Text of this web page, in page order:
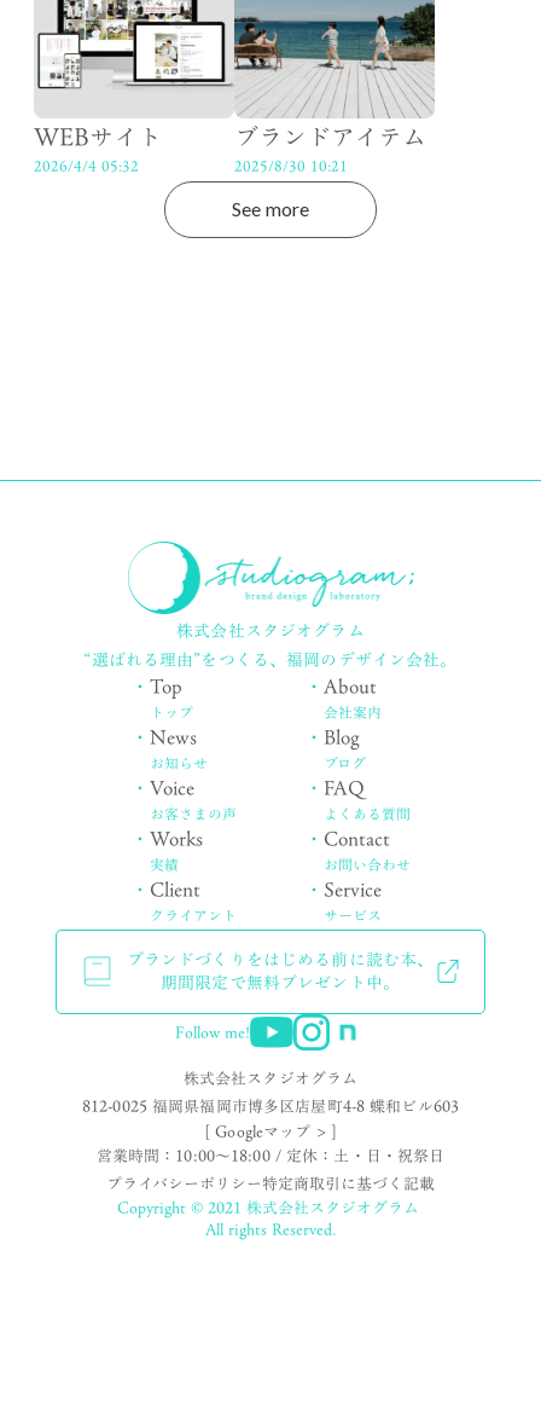
WEBサイト
2026/4/4 05:32
ブランドアイテム
2025/8/30 10:21
See more
株式会社スタジオグラム
“選ばれる理由”をつくる、福岡のデザイン会社。
・Top
トップ
・News
お知らせ
・Voice
お客さまの声
・Works
実績
・ Client
クライアント
・About
会社案内
・ Blog
ブログ
・ FAQ
よくある質問
・ Contact
お問い合わせ
・ Service
サービス
ブランドづくりをはじめる前に読む本、
期間限定で無料プレゼント中。
Follow me!
株式会社スタジオグラム
812-0025 福岡県福岡市博多区店屋町4-8 蝶和ビル603
[ Googleマップ > ]
営業時間：10:00〜18:00 / 定休：土・日・祝祭日
プライバシーポリシー特定商取引に基づく記載
Copyright © 2021 株式会社スタジオグラム
All rights Reserved.